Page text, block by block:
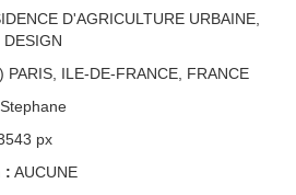
D'AGRICULTURE URBAINE,
PARIS, ILE-DE-FRANCE, FRANCE
px
: AUCUNE